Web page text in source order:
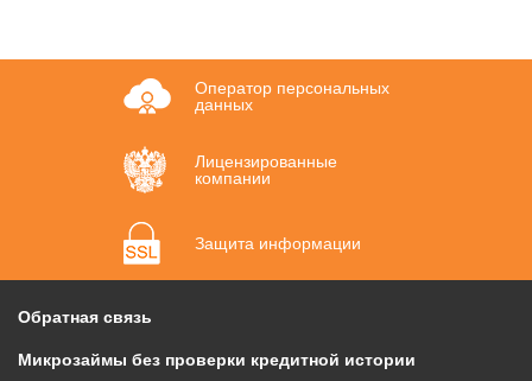
Оператор персональных
данных
Лицензированные
компании
Защита информации
Обратная связь
Микрозаймы без проверки кредитной истории